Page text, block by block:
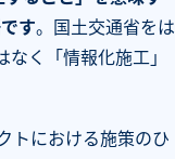
す。国土交通省をは
く「情報化施工」
トにおける施策のひ